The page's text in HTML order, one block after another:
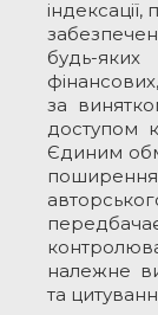
будь-
за
доступом
Єдиним
належне
та